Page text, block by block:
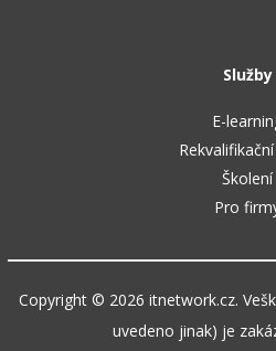
Služby
E-
Školení
Pro
Copyright © 2026 itnetwork.cz.
uvedeno jinak) je